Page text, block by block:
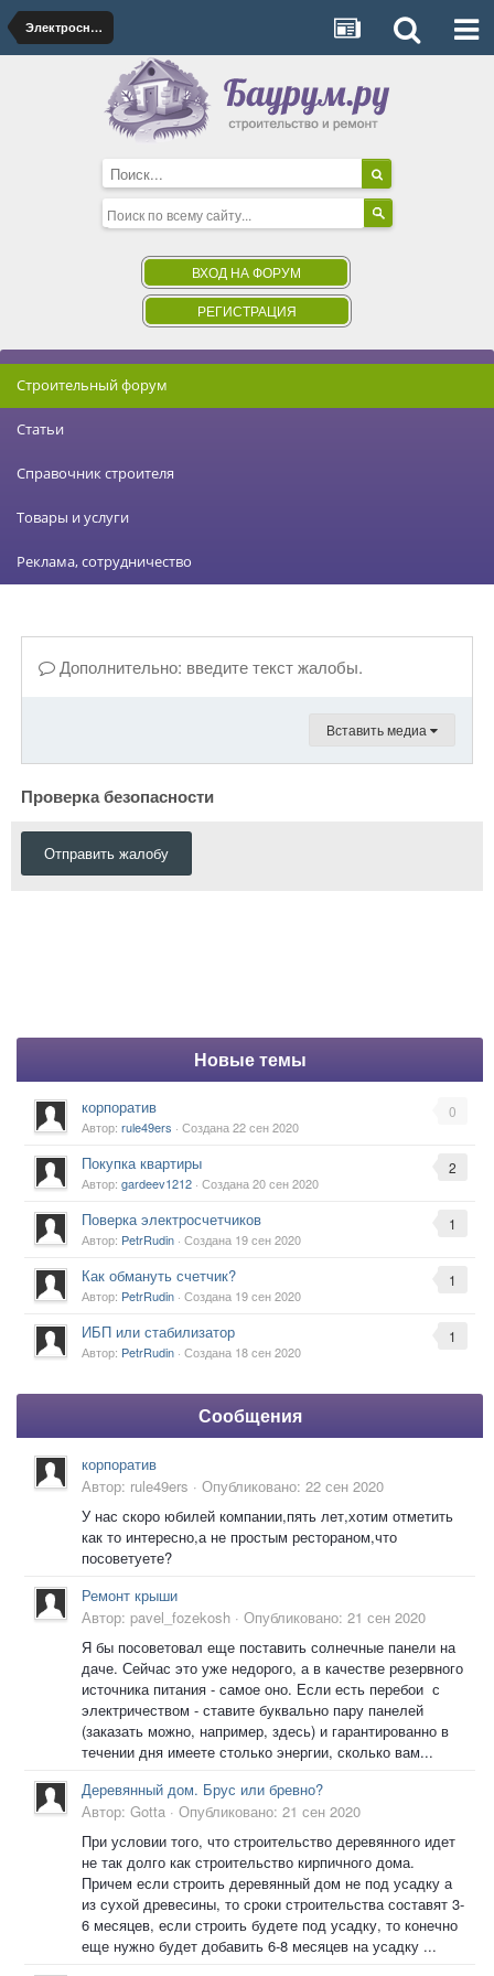
Электроснабжение
ВХОД НА ФОРУМ
РЕГИСТРАЦИЯ
Строительный форум
Статьи
Справочник строителя
Товары и услуги
Реклама, сотрудничество
Дополнительно: введите текст жалобы.
Вставить медиа
Проверка безопасности
Отправить жалобу
Новые темы
0
корпоратив
Автор: rule49ers · Создана22 сен 2020
2
Покупка квартиры
Автор: gardeev1212 · Создана20 сен 2020
1
Поверка электросчетчиков
Автор: PetrRudin · Создана 19 сен 2020
1
Как обмануть счетчик?
Автор: PetrRudin · Создана 19 сен 2020
1
ИБП или стабилизатор
Автор: PetrRudin · Создана 18 сен 2020
Сообщения
корпоратив
Автор: rule49ers · Опубликовано: 22 сен 2020
У нас скоро юбилей компании,пять лет,хотим отметить
как то интересно,а не простым рестораном,что
посоветуете?
Ремонт крыши
Автор: pavel_fozekosh · Опубликовано: 21 сен 2020
Я бы посоветовал еще поставить солнечные панели на
даче. Сейчас это уже недорого, а в качестве резервного
источника питания - самое оно. Если есть перебои с
электричеством - ставите буквально пару панелей
(заказать можно, например, здесь) и гарантированно в
течении дня имеете столько энергии, сколько вам...
Деревянный дом. Брус или бревно?
Автор: Gotta · Опубликовано: 21 сен 2020
При условии того, что строительство деревянного идет
не так долго как строительство кирпичного дома.
Причем если строить деревянный дом не под усадку а
из сухой древесины, то сроки строительства составят 3-
6 месяцев, если строить будете под усадку, то конечно
еще нужно будет добавить 6-8 месяцев на усадку ...